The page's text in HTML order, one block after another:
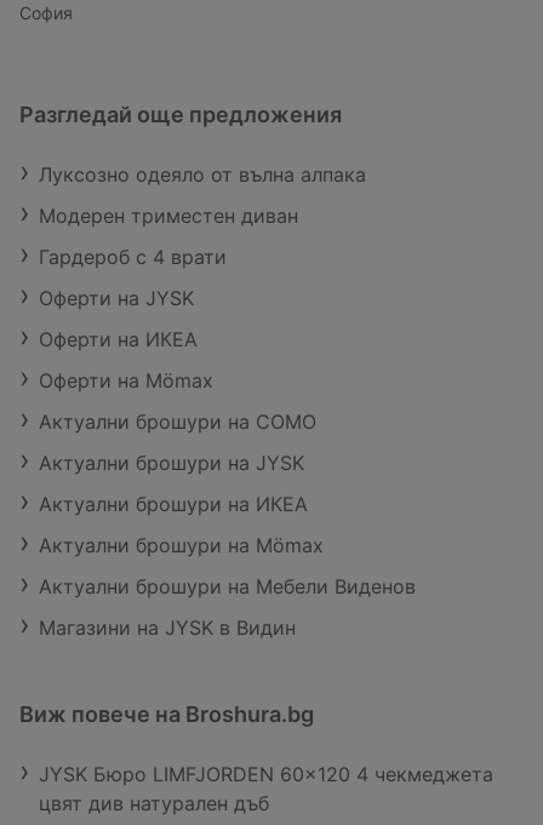
София
Разгледай още предложения
Луксозно одеяло от вълна алпака
Модерен триместен диван
Гардероб с 4 врати
Оферти на JYSK
Оферти на ИКЕА
Оферти на Mömax
Актуални брошури на COMO
Актуални брошури на JYSK
Актуални брошури на ИКЕА
Актуални брошури на Mömax
Актуални брошури на Мебели Виденов
Магазини на JYSK в Видин
Виж повече на Broshura.bg
JYSK Бюро LIMFJORDEN 60x120 4 чекмеджета
цвят див натурален дъб